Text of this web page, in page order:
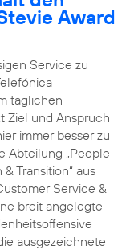
Award
Service zu
täglichen
Ziel und Anspruch
immer besser zu
Abteilung „People
Transition“ aus
Service &
breit angelegte
ausgezeichnete